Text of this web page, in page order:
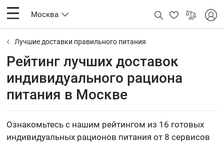
Москва
Лучшие доставки правильного питания
Рейтинг лучших доставок
индивидуального рациона
питания в Москве
Ознакомьтесь с нашим рейтингом из 16 готовых
индивидуальных рационов питания от 8 сервисов